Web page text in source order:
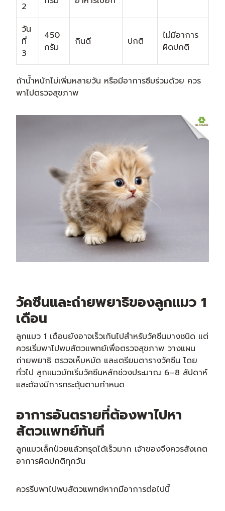
2
วัน
ที่
3
450
กรัม
กินดี ปกติ
ไม่มีอาการ
ผิดปกติ
ถ้าน้ำหนักไม่เพิ่มหลายวัน หรือมีอาการซึมร่วมด้วย ควร
พาไปตรวจสุขภาพ
วัคซีนและถ่ายพยาธิของลูกแมว 1
เดือน
ลูกแมว 1 เดือนยังอาจเร็วเกินไปสำหรับวัคซีนบางชนิด แต่
ควรเริ่มพาไปพบสัตวแพทย์เพื่อตรวจสุขภาพ วางแผน
ถ่ายพยาธิ ตรวจเห็บหมัด และเตรียมตารางวัคซีน โดย
ทั่วไป ลูกแมวมักเริ่มวัคซีนหลักช่วงประมาณ 6–8 สัปดาห์
และต้องมีการกระตุ้นตามกำหนด
อาการอันตรายที่ต้องพาไปหา
สัตวแพทย์ทันที
ลูกแมวเล็กป่วยแล้วทรุดได้เร็วมาก เจ้าของจึงควรสังเกต
อาการผิดปกติทุกวัน
ควรรีบพาไปพบสัตวแพทย์หากมีอาการต่อไปนี้